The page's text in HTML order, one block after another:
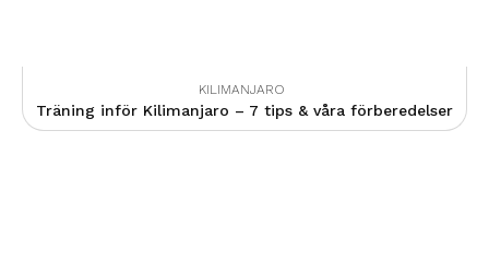
KILIMANJARO
Träning inför Kilimanjaro – 7 tips & våra förberedelser